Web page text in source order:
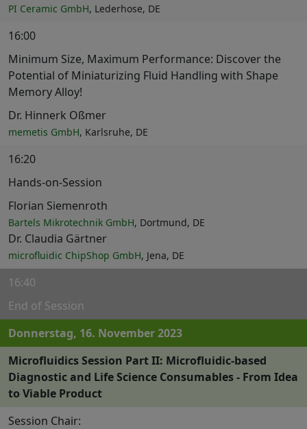
PI Ceramic GmbH, Lederhose, DE
16:00
Minimum Size, Maximum Performance: Discover the
Potential of Miniaturizing Fluid Handling with Shape
Memory Alloy!
Dr. Hinnerk Oßmer
memetis GmbH, Karlsruhe, DE
16:20
Hands-on-Session
Florian Siemenroth
Bartels Mikrotechnik GmbH, Dortmund, DE
Dr. Claudia Gärtner
microfluidic ChipShop GmbH, Jena, DE
16:40
End of Session
Donnerstag, 16. November 2023
Microfluidics Session Part II: Microfluidic-based
Diagnostic and Life Science Consumables - From Idea
to Viable Product
Session Chair: